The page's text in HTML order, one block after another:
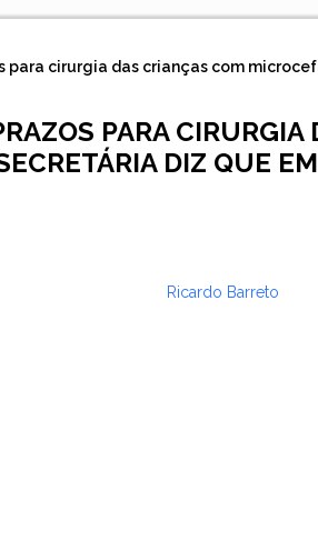
para cirurgia das crianças com
PARA CIRURGIA
DIZ QUE
Ricardo Barreto